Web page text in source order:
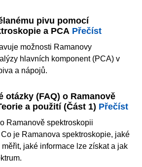
pivu pomocí
a PCA Přečíst
možnosti Ramanovy
hlavních komponent (PCA) v
a nápojů.
otázky (FAQ) o Ramanově
a použití (Část 1) Přečíst
Ramanově spektroskopii
je Ramanova spektroskopie, jaké
jaké informace lze získat a jak